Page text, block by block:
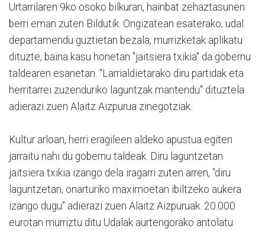
Urtarrilaren 9ko osoko bilkuran, hainbat zehaztasunen
berri eman zuten Bildutik. Ongizatean esaterako, udal
departamendu guztietan bezala, murrizketak aplikatu
dituzte, baina kasu honetan "jaitsiera txikia" da gobernu
taldearen esanetan. "Larrialdietarako diru partidak eta
herritarrei zuzenduriko laguntzak mantendu" dituztela
adierazi zuen Alaitz Aizpurua zinegotziak.
Kultur arloan, herri eragileen aldeko apustua egiten
jarraitu nahi du gobernu taldeak. Diru laguntzetan
jaitsiera txikia izango dela iragarri zuten arren, "diru
laguntzetan, onarturiko maximoetan ibiltzeko aukera
izango dugu" adierazi zuen Alaitz Aizpuruak. 20.000
eurotan murriztu ditu Udalak aurtengorako antolatu